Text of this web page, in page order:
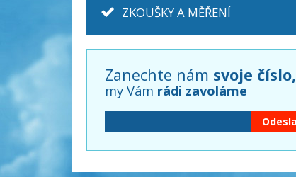
ZKOUŠKY A MĚŘENÍ
Zanechte nám svoje číslo,
my Vám rádi zavoláme